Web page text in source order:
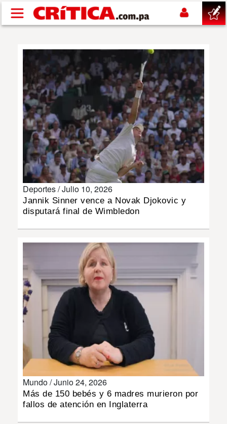
Pasar al contenido principal
SUCESOS
NACIONAL
POLÍTICA
SHOW
DEPORTES
MULTIMEDIA
IMPRESO
Deportes /Julio 10, 2026
Jannik Sinner vence a Novak Djokovic y
disputará final de Wimbledon
Mundo /Junio 24, 2026
Más de 150 bebés y 6 madres murieron por
fallos de atención en Inglaterra